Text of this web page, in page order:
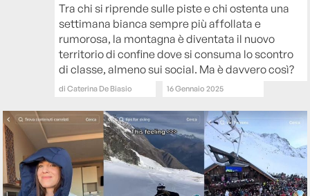
Tra chi si riprende sulle piste e chi ostenta una
settimana bianca sempre più affollata e
rumorosa, la montagna è diventata il nuovo
territorio di confine dove si consuma lo scontro
di classe, almeno sui social. Ma è davvero così?
diCaterina De Biasio 16 Gennaio 2025